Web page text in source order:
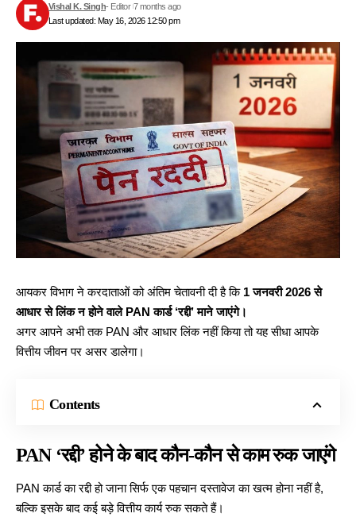
Last updated: May 16, 2026 12:50 pm
Vishal K. Singh- Editor 7 months ago
आयकर विभाग ने करदाताओं को अंतिम चेतावनी दी है कि 1 जनवरी 2026 से
आधार से लिंक न होने वाले PAN कार्ड ‘रद्दी’ माने जाएंगे।
अगर आपने अभी तक PAN और आधारलिंक नहीं किया तो यह सीधा आपके
वित्तीय जीवन पर असर डालेगा।
Contents
PAN ‘रद्दी’ होने के बाद कौन-कौन से काम रुक जाएंगे
PAN कार्ड का रद्दी हो जाना सिर्फ एक पहचान दस्तावेज का खत्म होना नहीं है,
बल्कि इसके बाद कई बड़े वित्तीय कार्य रुक सकते हैं।